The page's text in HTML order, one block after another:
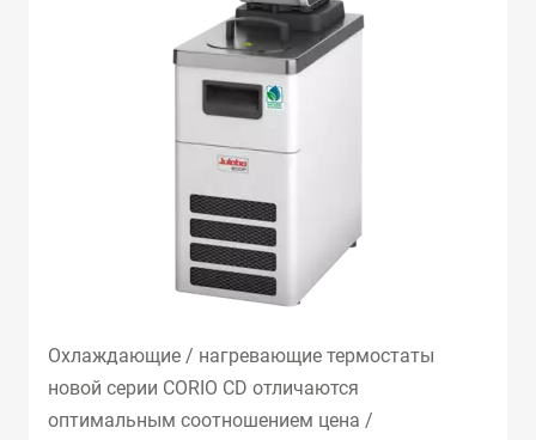
Охлаждающие / нагревающие термостаты
новой серии CORIO CD отличаются
оптимальным соотношением цена /